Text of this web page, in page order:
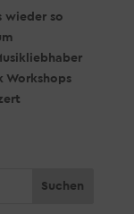
wieder so
Workshops